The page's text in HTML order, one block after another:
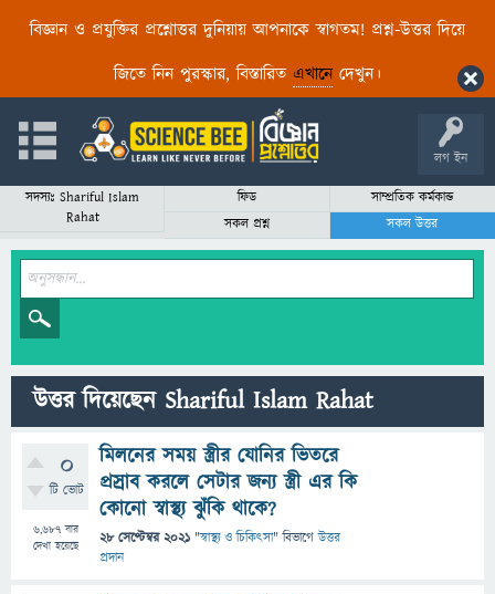
বিজ্ঞান ও প্রযুক্তির প্রশ্নোত্তর দুনিয়ায় আপনাকে স্বাগতম! প্রশ্ন-উত্তর দিয়ে
জিতে নিন পুরস্কার, বিস্তারিত এখানেদেখুন।
লগ ইন
সদস্যঃ Shariful Islam
Rahat
ফিড
সাম্প্রতিক কর্মকান্ড
সকল প্রশ্ন
সকল উত্তর
উত্তর দিয়েছেন Shariful Islam Rahat
0
টি ভোট
6,687বার
দেখা হয়েছে
মিলনের সময় স্ত্রীর যোনির ভিতরে
প্রস্রাব করলে সেটার জন্য স্ত্রী এর কি
কোনো স্বাস্থ্য ঝুঁকি থাকে?
28 সেপ্টেম্বর 2021 "স্বাস্থ্য ও চিকিৎসা" বিভাগে উত্তর
প্রদান